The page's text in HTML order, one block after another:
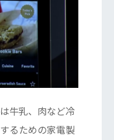
牛乳、肉など冷
るための家電製